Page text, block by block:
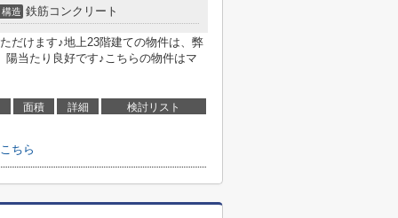
構造 鉄筋コンクリート
だけます♪地上23階建ての物件は、弊
当たり良好です♪こちらの物件はマ
面積 詳細 検討リスト
ちら